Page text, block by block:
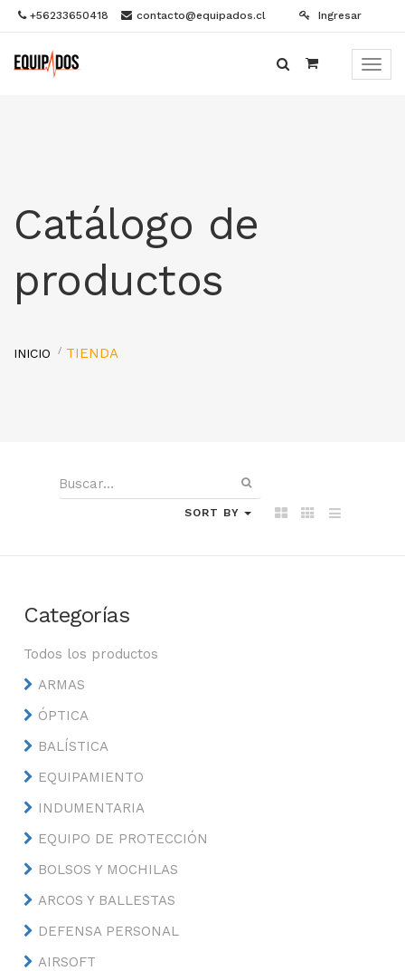
+56233650418 contacto@equipados.cl Ingresar
Menú
Catálogo de
productos
INICIO TIENDA
SORT BY
Categorías
Todos los productos
ARMAS
ÓPTICA
BALÍSTICA
EQUIPAMIENTO
INDUMENTARIA
EQUIPO DE PROTECCIÓN
BOLSOS Y MOCHILAS
ARCOS Y BALLESTAS
DEFENSA PERSONAL
AIRSOFT